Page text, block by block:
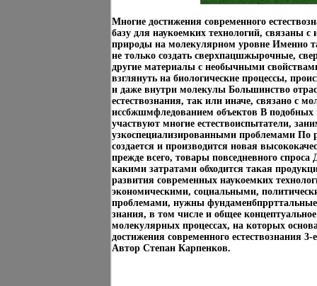
Многие достижения современного
базу для наукоемких технологий, связаны с
природы на молекулярном уровне Именно
не только создать сверхпацшжырочные,
другие материалы с необычными
взглянуть на биологические процессы,
и даже внутри молекулы Большинство
естествознания, так или иначе, связано с
иссбжшмфледованием объектов В подобных
участвуют многие естествоиспытатели,
узкоспециализированными проблемами По
создается и производится новая
прежде всего, товары повседневного спроса
какими затратами обходится такая
развития современных наукоемких
экономическими, социальными,
проблемами, нужны фундаменбпррттальные
знания, в том числе и общее
молекулярных процессах, на которых
достижения современного естествознания 3-
Автор Степан Карпенков.